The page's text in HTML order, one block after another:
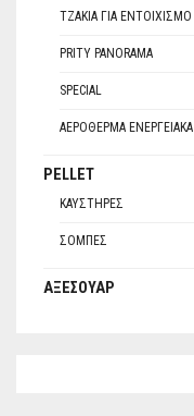
ΤΖΆΚΙΑ ΓΙΑ ΕΝΤΟΙΧΙΣΜΌ
PRITY PANORAMA
SPECIAL
ΑΕΡΌΘΕΡΜΑ ΕΝΕΡΓΕΙΑΚΆ
PELLET
ΚΑΥΣΤΉΡΕΣ
ΣΌΜΠΕΣ
ΑΞΕΣΟΥΆΡ